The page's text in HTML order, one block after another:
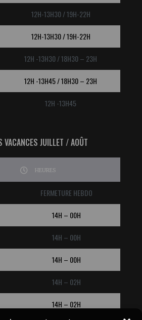
12H-13H30 / 19H-22H
12H-13H30 / 19H-22H
12H -13H30 / 18H30 – 23H
12H -13H45 / 18H30 – 23H
12H -13H45
VACANCES JUILLET / AOÛT
HEURES
FERMETURE HEBDO
14H – 00H
14H – 00H
14H – 00H
14H – 02H
14H – 02H